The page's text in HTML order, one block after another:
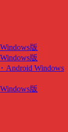
版
版
Android Windows
版